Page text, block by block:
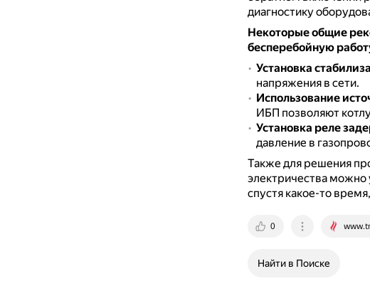
диагностику
Некоторые общие
бесперебойную
Установка
напряжения в сети.
Использование
ИБП позволяют
Установка реле
давление в
Также для решения
электричества можно
спустя какое-то
0
Найти в Поиске